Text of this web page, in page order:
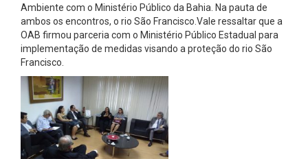
Ambiente com o Ministério Público da Bahia. Na pauta de
ambos os encontros, o rio São Francisco.Vale ressaltar que a
OAB firmou parceria com o Ministério Público Estadual para
implementação de medidas visando a proteção do rio São
Francisco.